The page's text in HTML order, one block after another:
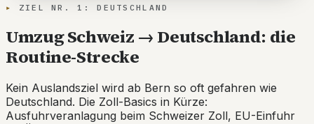
ZIEL NR. 1: DEUTSCHLAND
Umzug Schweiz → Deutschland: die
Routine-Strecke
Kein Auslandsziel wird ab Bern so oft gefahren wie
Deutschland. Die Zoll-Basics in Kürze:
Ausfuhrveranlagung beim Schweizer Zoll, EU-Einfuhr